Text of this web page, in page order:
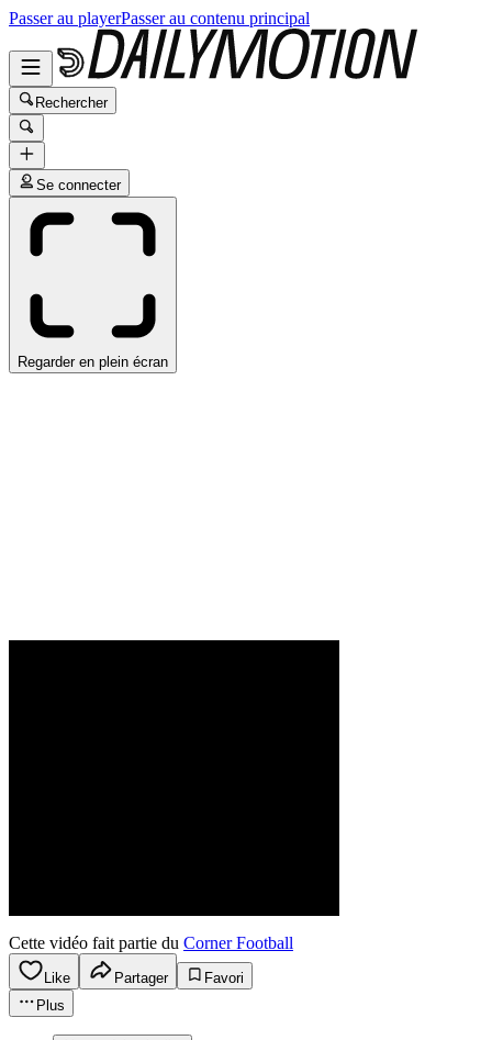
Passer au playerPasser au contenu principal
Rechercher
Se connecter
Regarder en plein écran
Cette vidéo fait partie du Corner Football
Like Partager
Favori
Plus